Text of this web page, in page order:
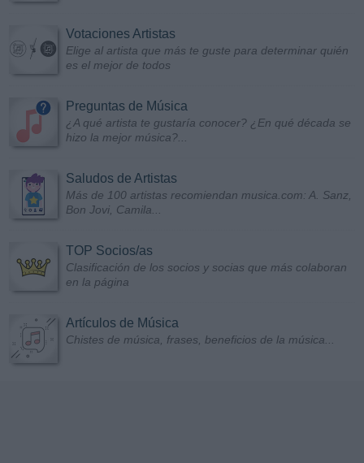
Votaciones Artistas
Elige al artista que más te guste para determinar quién
es el mejor de todos
Preguntas de Música
¿A qué artista te gustaría conocer? ¿En qué década se
hizo la mejor música?...
Saludos de Artistas
Más de 100 artistas recomiendan musica.com: A. Sanz,
Bon Jovi, Camila...
TOP Socios/as
Clasificación de los socios y socias que más colaboran
en la página
Artículos de Música
Chistes de música, frases, beneficios de la música...